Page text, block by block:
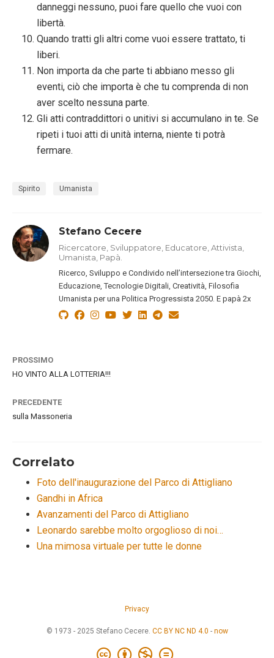
danneggi nessuno, puoi fare quello che vuoi con
libertà.
Quando tratti gli altri come vuoi essere trattato, ti
liberi.
Non importa da che parte ti abbiano messo gli
eventi, ciò che importa è che tu comprenda di non
aver scelto nessuna parte.
Gli atti contraddittori o unitivi si accumulano in te. Se
ripeti i tuoi atti di unità interna, niente ti potrà
fermare.
Spirito Umanista
Stefano Cecere
Ricercatore, Sviluppatore, Educatore, Attivista,
Umanista, Papà.
Ricerco, Sviluppo e Condivido nell’intersezione tra Giochi,
Educazione, Tecnologie Digitali, Creatività, Filosofia
Umanista per una Politica Progressista 2050. E papà 2x
PROSSIMO
HO VINTO ALLA LOTTERIA!!!
PRECEDENTE
sulla Massoneria
Correlato
Foto dell'inaugurazione del Parco di Attigliano
Gandhi in Africa
Avanzamenti del Parco di Attigliano
Leonardo sarebbe molto orgoglioso di noi…
Una mimosa virtuale per tutte le donne
Privacy
© 1973 - 2025 Stefano Cecere. CC BY NC ND 4.0 - now